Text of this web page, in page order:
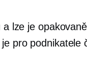
lze je
pro podnikatele